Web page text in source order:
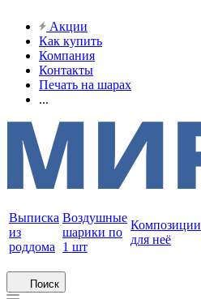
Акции
Как купить
Компания
Контакты
Печать на шарах
...
Выписка
из
роддома
Воздушные
шарики по
1 шт
Композиции
для неё
Поиск